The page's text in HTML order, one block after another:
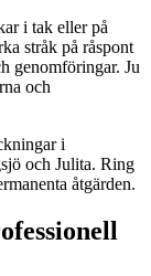
i tak eller på
stråk på råspont
genomföringar. Ju
och
i
och Julita. Ring
åtgärden.